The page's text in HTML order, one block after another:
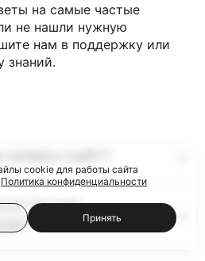
на самые частые
не нашли нужную
нам в поддержку или
знаний.
ЛУЧШЕ
cookie для работы сайта
Политика конфиденциальности
Принять